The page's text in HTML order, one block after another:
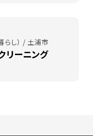
らし） / 土浦市
リーニング